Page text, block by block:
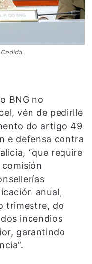
BNG no
vén de pedirlle
do artigo 49
e defensa contra
“que require
anual,
trimestre, do
incendios
garantindo